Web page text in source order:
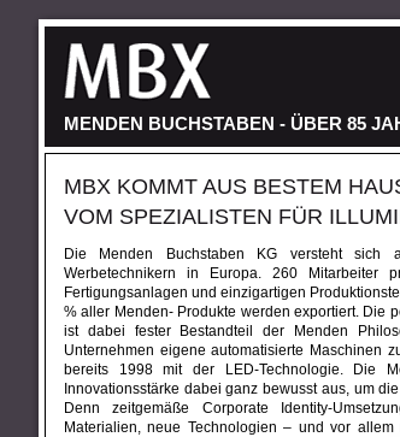
MENDEN BUCHSTABEN - ÜBER 85
MBX KOMMT AUS BESTEM
VOM SPEZIALISTEN FÜR
Die Menden Buchstaben KG versteht sich
Werbetechnikern in Europa. 260 Mitarbeiter
Fertigungsanlagen und einzigartigen
% aller Menden- Produkte werden exportiert. Die
ist dabei fester Bestandteil der Menden
Unternehmen eigene automatisierte Maschinen
bereits 1998 mit der LED-Technologie. Die
Innovationsstärke dabei ganz bewusst aus, um
Denn zeitgemäße Corporate Identity-
Materialien, neue Technologien – und vor